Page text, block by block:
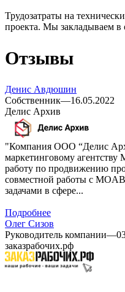
Трудозатраты на
проекта. Мы закладываем в
Отзывы
Денис Авдюшин
Собственник—16.05.2022
Делис Архив
"Компания ООО “Делис
маркетинговому
работу по продвижению
совместной работы с
задачами в сфере...
Подробнее
Олег Сизов
Руководитель компании—
заказрабочих.рф